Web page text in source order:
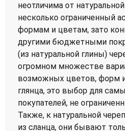
неотличима от
несколько ограниченный
формам и цветам, зато
другими бюджетными
(из натуральной глины)
огромном множестве
возможных цветов, форм
глянца, это выбор для
покупателей, не
Также, к натуральной
из сланца, они бывают